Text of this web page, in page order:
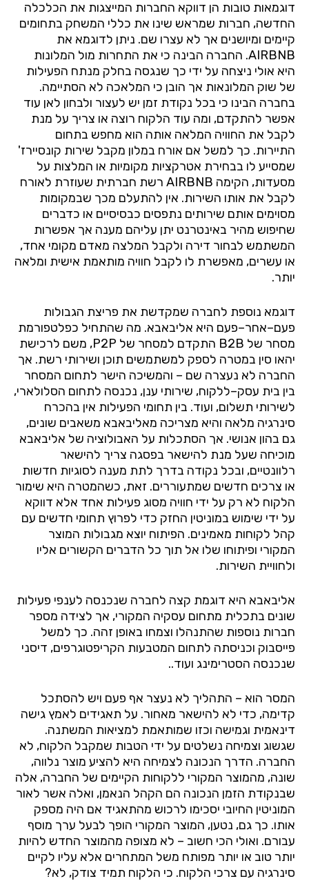
דוגמאות טובות הן דווקא החברות המייצגות את הכלכלה
החדשה, חברות שמראש שינו את כללי המשחק בתחומים
קיימים ומיושנים אך לא עצרו שם. ניתן לדוגמא את
AIRBNB. החברה הבינה כי את התחרות מול המלונות
היא אולי ניצחה על ידי כך שנגסה בחלק מנתח הפעילות
של שוק המלונאות אך הובן כי המלאכה לא הסתיימה.
בחברה הבינו כי בכל נקודת זמן יש לעצור ולבחון לאן עוד
אפשר להתקדם, ומה עוד הלקוח רוצה או צריך על מנת
לקבל את החוויה המלאה אותה הוא מחפש בתחום
התיירות. כך למשל אם אורח במלון מקבל שירות קונסיירז'
שמסייע לו בבחירת אטרקציות מקומיות או המלצות על
מסעדות, הקימה רשת חברתית שעוזרת לאורח
לקבל את אותו השירות. אין להתעלם מכך שבמקומות
מסוימים אותם שירותים נתפסים כבסיסיים או כדברים
שחיפוש מהיר באינטרנט יתן עליהם מענה אך אפשרות
המשתמש לבחור דירה ולקבל המלצה מאדם מקומי אחד,
או עשרים, מאפשרת לו לקבל חוויה מותאמת אישית ומלאה
יותר.
דוגמא נוספת לחברה שמקדשת את פריצת הגבולות
פעם–אחר–פעם היא אליבאבא. מה שהתחיל כפלטפורמת
מסחר של התקדם למסחר של משם לרכישת
יהאו סין במטרה לספק למשתמשים תוכן ושירותי רשת. אך
החברה לא נעצרה שם – והמשיכה הישר לתחום המסחר
בין בית עסק–ללקוח, שירותי ענן, נכנסה לתחום הסלולארי,
לשירותי תשלום, ועוד. בין תחומי הפעילות אין בהכרח
סינרגיה מלאה והיא מצריכה מאליבאבא משאבים שונים,
גם בהון אנושי. אך הסתכלות על האבולוציה של אליבאבא
מוכיחה שעל מנת להישאר בפסגה צריך להישאר
רלוונטיים, ובכל נקודה בדרך לתת מענה לסוגיות חדשות
או צרכים חדשים שמתעוררים. זאת, כשהמטרה היא שימור
הלקוח לא רק על ידי חוויה מסוג פעילות אחד אלא דווקא
על ידי שימוש במוניטין החזק כדי לפרוץ תחומי חדשים עם
קהל לקוחות מאמינים. הפיתוח יוצא מגבולות המוצר
המקורי ופיתוחו שלו אל תוך כל הדברים הקשורים אליו
ולחוויית השירות.
אליבאבא היא דוגמת קצה לחברה שנכנסה לענפי פעילות
שונים בתכלית מתחום עסקיה המקורי, אך לצידה מספר
חברות נוספות שהתנהלו וצמחו באופן זהה. כך למשל
פייסבוק וכניסתה לתחום המטבעות הקריפטוגרפים, דיסני
שנכנסה הסטרימינג ועוד..
המסר הוא – התהליך לא נעצר אף פעם ויש להסתכל
קדימה, כדי לא להישאר מאחור. על תאגידים לאמץ גישה
דינאמית וגמישה וכזו שמותאמת למציאות המשתנה.
שגשוג וצמיחה נשלטים על ידי הטבות שמקבל הלקוח, לא
החברה. הדרך הנכונה לצמיחה היא להציע מוצר נלווה,
שונה, מהמוצר המקורי ללקוחות הקיימים של החברה, אלה
שבנקודת הזמן הנכונה הם הקהל הנאמן, ואלה אשר לאור
המוניטין החיובי יסכימו לרכוש מהתאגיד אם היה מספק
אותו. כך גם, נטען, המוצר המקורי הופך לבעל ערך מוסף
עבורם. ואולי הכי חשוב – לא מצופה מהמוצר החדש להיות
יותר טוב או יותר מפותח משל המתחרים אלא עליו לקיים
סינרגיה עם צרכי הלקוח. כי הלקוח תמיד צודק, לא?